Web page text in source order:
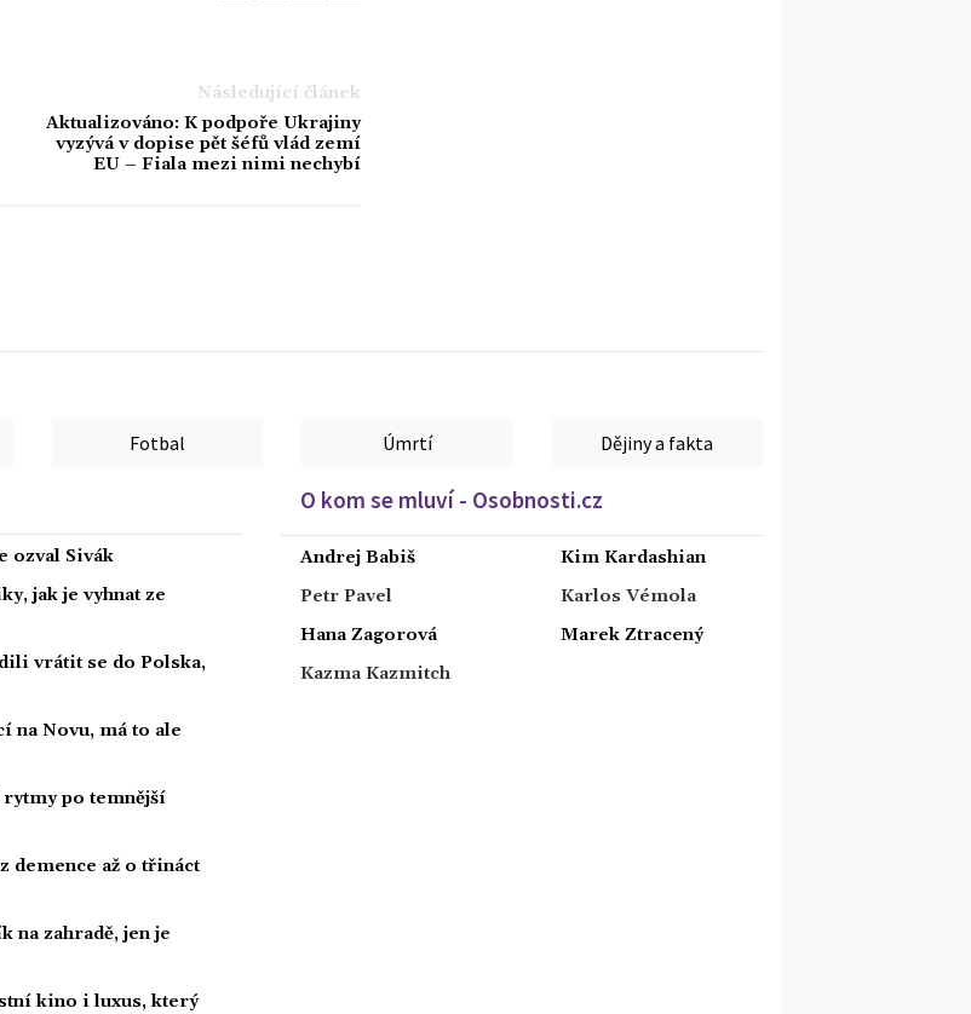
Následující článek
Aktualizováno: K podpoře Ukrajiny
vyzývá v dopise pět šéfů vlád zemí
EU – Fiala mezi nimi nechybí
Fotbal Úmrtí Dějiny a fakta
ozval Sivák
jak je vyhnat ze
vrátit se do Polska,
na Novu, má to ale
rytmy po temnější
demence až o třináct
na zahradě, jen je
kino i luxus, který
O kom se mluví - Osobnosti.cz
Andrej Babiš
Petr Pavel
Hana Zagorová
Kazma Kazmitch
Kim Kardashian
Karlos Vémola
Marek Ztracený